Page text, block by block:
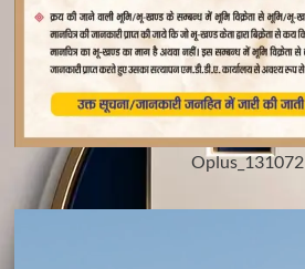
Oplus_131072